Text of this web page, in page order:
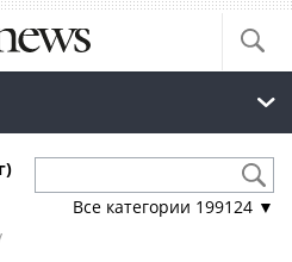
Все категории 199124 ▼